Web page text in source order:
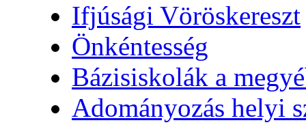
Ifjúsági Vöröskereszt
Önkéntesség
Bázisiskolák a
Adományozás helyi